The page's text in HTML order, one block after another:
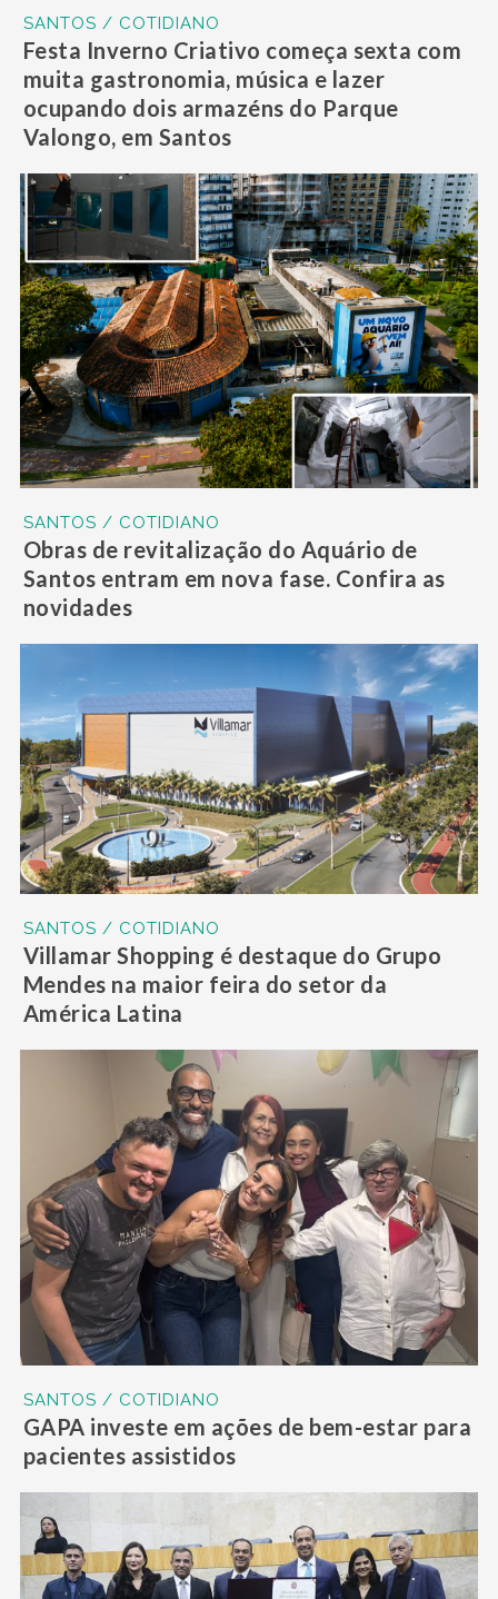
SANTOS / COTIDIANO
Festa Inverno Criativo começa sexta com
muita gastronomia, música e lazer
ocupando dois armazéns do Parque
Valongo, em Santos
SANTOS / COTIDIANO
Obras de revitalização do Aquário de
Santos entram em nova fase. Confira as
novidades
SANTOS / COTIDIANO
Villamar Shopping é destaque do Grupo
Mendes na maior feira do setor da
América Latina
SANTOS / COTIDIANO
GAPA investe em ações de bem-estar para
pacientes assistidos